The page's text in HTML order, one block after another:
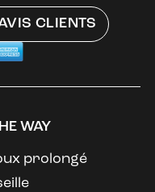
CLIENTS
WAY
prolongé